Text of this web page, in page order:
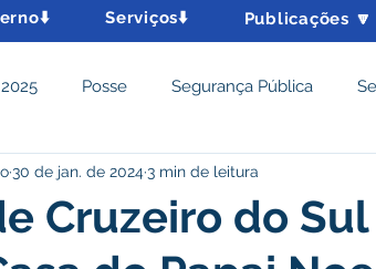
Serviços⬇️ Publicações 🔽
Posse Segurança Pública
e Cidadania Parcerias
turismo Tributos Departamento de
Cruzeiro do
30 de jan. de 20243 min de leitura